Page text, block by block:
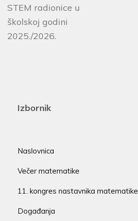
STEM radionice u
školskoj godini
2025./2026.
Izbornik
Naslovnica
Večer matematike
11. kongres nastavnika matematike
Događanja